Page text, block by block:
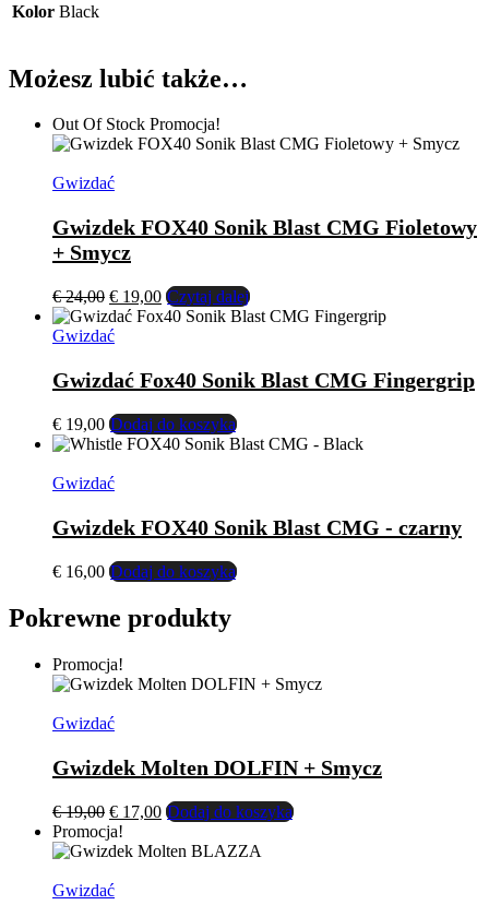
Kolor Black
Możesz lubić także…
Out Of Stock Promocja!
Gwizdać
Gwizdek FOX40 Sonik Blast CMG Fioletowy
+ Smycz
€24,00 Pierwotna
cena
wynosiła:
€ 19,00Aktualna
cena
Czytaj dalej
Gwizdać
Gwizdać Fox40 Sonik Blast CMG Fingergrip
€ 19,00 Dodaj do koszyka
Gwizdać
Gwizdek FOX40 Sonik Blast CMG - czarny
€ 16,00 Dodaj do koszyka
Pokrewne produkty
Promocja!
Gwizdać
Gwizdek Molten DOLFIN + Smycz
€19,00 Pierwotna
cena
wynosiła:
€ 17,00Aktualna
wynosi:
Dodaj do koszyka
Promocja!
Gwizdać